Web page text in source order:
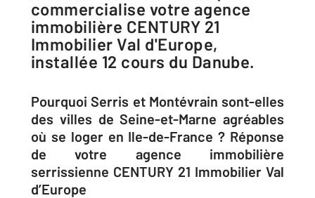
commercialise votre agence
immobilière CENTURY 21
Immobilier Val d'Europe,
installée 12 cours du Danube.
Pourquoi Serris et Montévrain sont-elles
des villes de Seine-et-Marne agréables
où se loger en Ile-de-France ? Réponse
de votre agence immobilière
serrissienne CENTURY 21 Immobilier Val
d’Europe